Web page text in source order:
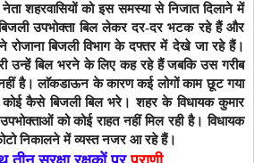
शहरवासियों को इस समस्या से निजात दिलाने में
उपभोक्ता बिल लेकर दर-दर भटक रहे हैं और
रोजाना बिजली विभाग के दफ्तर में देखे जा रहे हैं।
उन्हें बिल भरने के लिए कह रहे हैं जबकि उस गरीब
है। लाॅकडाऊन के कारण कई लोगों काम छूट गया
कैसे बिजली बिल भरे। शहर के विधायक कुमार
को कोई राहत नहीं मिल रही है। विधायक
निकालने में व्यस्त नजर आ रहे हैं।